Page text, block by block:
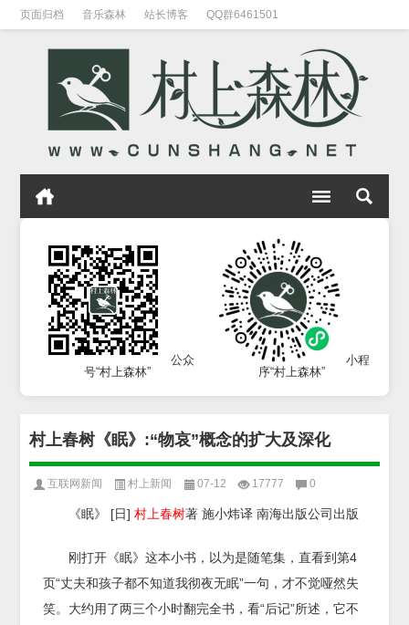
页面归档 音乐森林 站长博客 QQ群6461501
公众
号“村上森林”
小程
序“村上森林”
村上春树《眠》:“物哀”概念的扩大及深化
互联网新闻 村上新闻 07-12 17777 0
《眠》 [日]村上春树著 施小炜译 南海出版公司出版
刚打开《眠》这本小书，以为是随笔集，直看到第4
页“丈夫和孩子都不知道我彻夜无眠”一句，才不觉哑然失
笑。大约用了两三个小时翻完全书，看“后记”所述，它不